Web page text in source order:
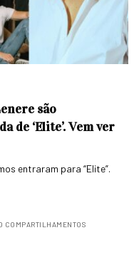
são
de ‘Elite’. Vem ver
entraram para “Elite”.
COMPARTILHAMENTOS